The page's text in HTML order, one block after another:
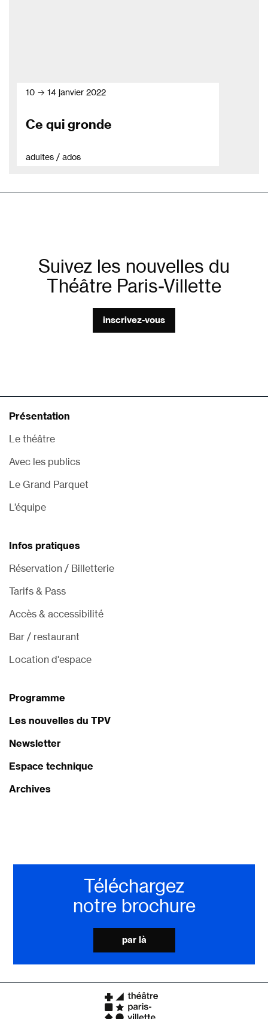
10 → 14 janvier 2022
Ce qui gronde
adultes / ados
Suivez les nouvelles du
Théâtre Paris-Villette
inscrivez-vous
Présentation
Le théâtre
Avec les publics
Le Grand Parquet
L’équipe
Infos pratiques
Réservation / Billetterie
Tarifs & Pass
Accès & accessibilité
Bar / restaurant
Location d'espace
Programme
Les nouvelles du TPV
Newsletter
Espace technique
Archives
Téléchargez
notre brochure
par là